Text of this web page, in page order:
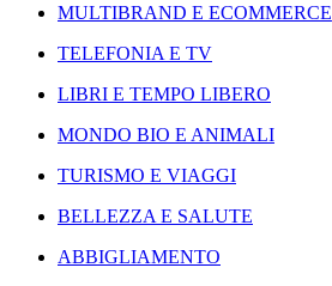
MULTIBRAND E ECOMMERCE
TELEFONIA E TV
LIBRI E TEMPO LIBERO
MONDO BIO E ANIMALI
TURISMO E VIAGGI
BELLEZZA E SALUTE
ABBIGLIAMENTO